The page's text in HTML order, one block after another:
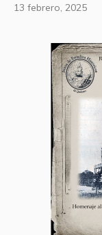
13 febrero, 2025